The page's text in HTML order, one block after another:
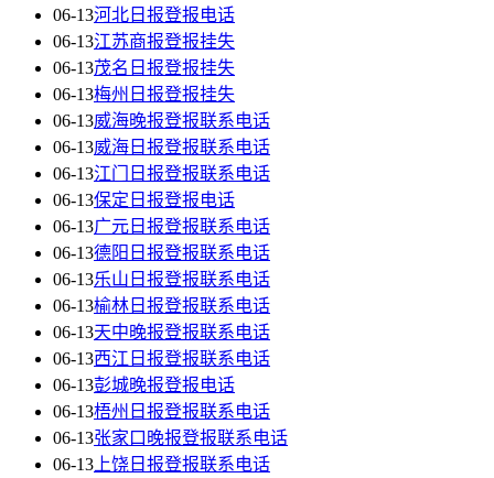
06-13河北日报登报电话
06-13江苏商报登报挂失
06-13茂名日报登报挂失
06-13梅州日报登报挂失
06-13威海晚报登报联系电话
06-13威海日报登报联系电话
06-13江门日报登报联系电话
06-13保定日报登报电话
06-13广元日报登报联系电话
06-13德阳日报登报联系电话
06-13乐山日报登报联系电话
06-13榆林日报登报联系电话
06-13天中晚报登报联系电话
06-13西江日报登报联系电话
06-13彭城晚报登报电话
06-13梧州日报登报联系电话
06-13张家口晚报登报联系电话
06-13 上饶日报登报联系电话